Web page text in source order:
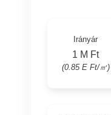
Irányár
1 M Ft
(0.85 E Ft/㎡)